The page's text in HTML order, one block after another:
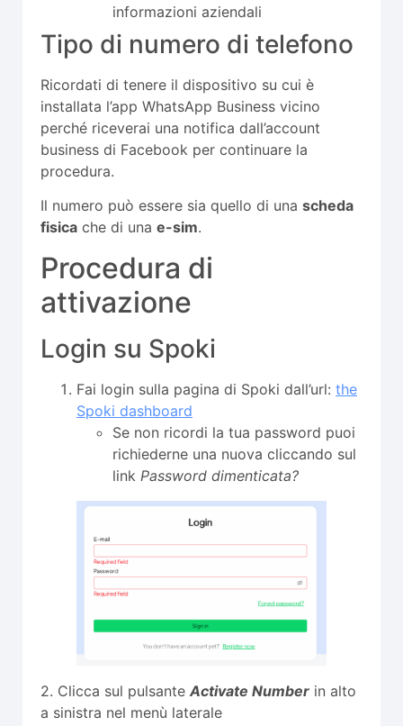
informazioni aziendali
Tipo di numero di telefono
Ricordati di tenere il dispositivo su cui è
installata l’app WhatsApp Business vicino
perché riceverai una notifica dall’account
business di Facebook per continuare la
procedura.
Il numero può essere sia quello di una scheda
fisica che di una e-sim.
Procedura di
attivazione
Login su Spoki
Fai login sulla pagina di Spoki dall’url: the
Spoki dashboard
Se non ricordi la tua password puoi
richiederne una nuova cliccando sul
link Password dimenticata?
2. Clicca sul pulsante Activate Number in alto
a sinistra nel menù laterale